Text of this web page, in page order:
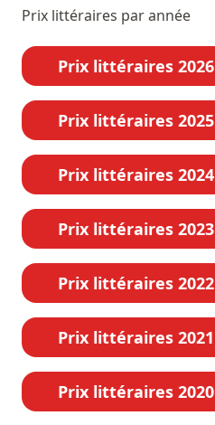
Prix littéraires par année
Prix littéraires 2026
Prix littéraires 2025
Prix littéraires 2024
Prix littéraires 2023
Prix littéraires 2022
Prix littéraires 2021
Prix littéraires 2020